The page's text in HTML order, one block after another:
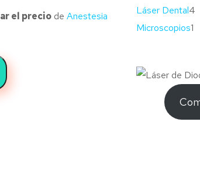
el precio deAnestesia
Láser Dental4
Microscopios1